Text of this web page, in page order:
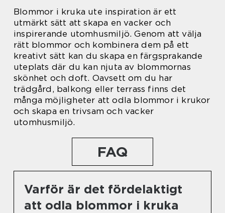
Blommor i kruka ute inspiration är ett
utmärkt sätt att skapa en vacker och
inspirerande utomhusmiljö. Genom att välja
rätt blommor och kombinera dem på ett
kreativt sätt kan du skapa en färgsprakande
uteplats där du kan njuta av blommornas
skönhet och doft. Oavsett om du har
trädgård, balkong eller terrass finns det
många möjligheter att odla blommor i krukor
och skapa en trivsam och vacker
utomhusmiljö.
FAQ
Varför är det fördelaktigt
att odla blommor i kruka